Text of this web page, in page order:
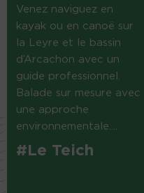
Venez naviguez en
kayak ou en canoë sur
la Leyre et le bassin
d’Arcachon avec un
guide professionnel.
Balade sur mesure avec
une approche
environnementale....
#Le Teich